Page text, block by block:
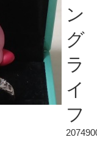
ン
グ
ラ
イ
フ